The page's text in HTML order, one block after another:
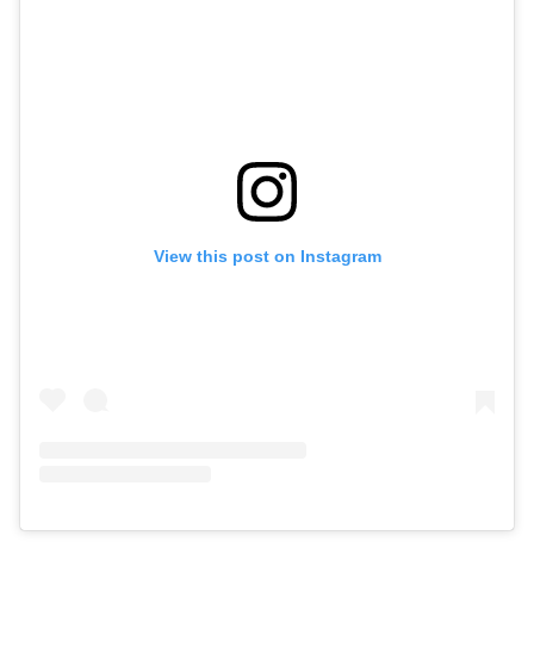
View this post on Instagram